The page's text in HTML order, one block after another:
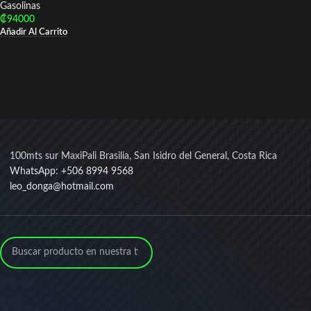
Gasolinas
₡94000
Añadir Al Carrito
100mts sur MaxiPali Brasilia, San Isidro del General, Costa Rica
WhatsApp: +506 8994 9568
leo_donga@hotmail.com